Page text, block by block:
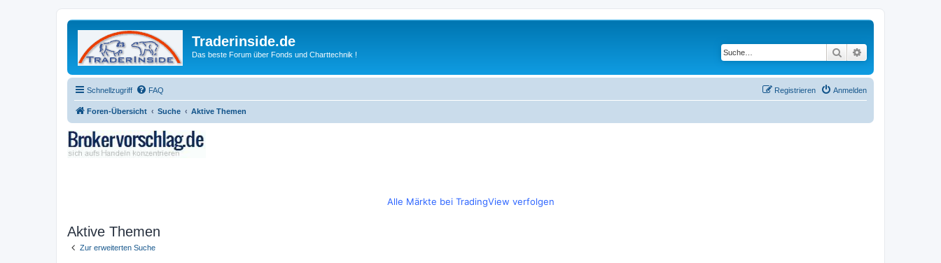
Traderinside.de
Das beste Forum über Fonds und Charttechnik ! Suche
Schnellzugriff FAQ Anmelden
Registrieren
Foren-Übersicht Suche Aktive Themen
Alle Märkte bei TradingView verfolgen
Aktive Themen
Zur erweiterten Suche